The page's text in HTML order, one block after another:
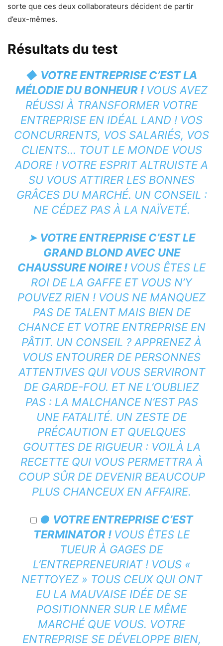
sorte que ces deux collaborateurs décident de partir
d’eux-mêmes.
Résultats du test
◆ VOTRE ENTREPRISE C’EST LA
MÉLODIE DU BONHEUR ! VOUS AVEZ
RÉUSSI À TRANSFORMER VOTRE
ENTREPRISE EN IDÉAL LAND ! VOS
CONCURRENTS, VOS SALARIÉS, VOS
CLIENTS… TOUT LE MONDE VOUS
ADORE ! VOTRE ESPRIT ALTRUISTE A
SU VOUS ATTIRER LES BONNES
GRÂCES DU MARCHÉ. UN CONSEIL :
NE CÉDEZ PAS À LA NAÏVETÉ.
➤ VOTRE ENTREPRISE C’EST LE
GRAND BLOND AVEC UNE
CHAUSSURE NOIRE ! VOUS ÊTES LE
ROI DE LA GAFFE ET VOUS N’Y
POUVEZ RIEN ! VOUS NE MANQUEZ
PAS DE TALENT MAIS BIEN DE
CHANCE ET VOTRE ENTREPRISE EN
PÂTIT. UN CONSEIL ? APPRENEZ À
VOUS ENTOURER DE PERSONNES
ATTENTIVES QUI VOUS SERVIRONT
DE GARDE-FOU. ET NE L’OUBLIEZ
PAS : LA MALCHANCE N’EST PAS
UNE FATALITÉ. UN ZESTE DE
PRÉCAUTION ET QUELQUES
GOUTTES DE RIGUEUR : VOILÀ LA
RECETTE QUI VOUS PERMETTRA À
COUP SÛR DE DEVENIR BEAUCOUP
PLUS CHANCEUX EN AFFAIRE.
● VOTRE ENTREPRISE C’EST
TERMINATOR ! VOUS ÊTES LE
TUEUR À GAGES DE
L’ENTREPRENEURIAT ! VOUS «
NETTOYEZ » TOUS CEUX QUI ONT
EU LA MAUVAISE IDÉE DE SE
POSITIONNER SUR LE MÊME
MARCHÉ QUE VOUS. VOTRE
ENTREPRISE SE DÉVELOPPE BIEN,